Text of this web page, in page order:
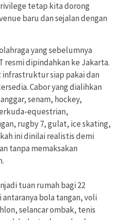
tetap kita dorong
baru dan sejalan dengan
yang sebelumnya
resmi dipindahkan ke Jakarta.
infrastruktur siap pakai dan
Cabor yang dialihkan
senam, hockey,
equestrian,
rugby 7, gulat, ice skating,
ini dinilai realistis demi
tanpa memaksakan
tuan rumah bagi 22
antaranya bola tangan, voli
selancar ombak, tenis